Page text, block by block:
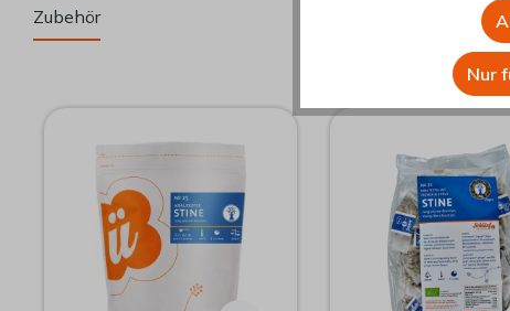
Zubehör
Nur